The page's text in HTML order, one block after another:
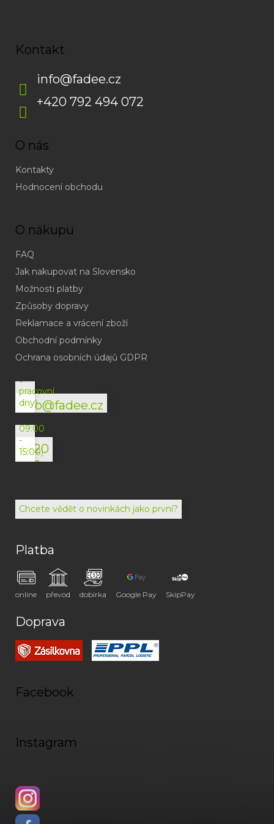
Kontakt
info@fadee.cz
+420 792 494 072
O nás
Kontakty
Hodnocení obchodu
O nákupu
FAQ
Jak nakupovat na Slovensko
Možnosti platby
Způsoby dopravy
Reklamace a vrácení zboží
Obchodní podmínky
Ochrana osobních údajů GDPR
info@fadee.cz
(odpověď
do
v
pracovní
dny)
+420
792
072
(Po-
09:00
-
15:00)
Chcete vědět o novinkách jako první?
Platba
online převod dobírka Google Pay SkipPay
Doprava
Facebook
Instagram